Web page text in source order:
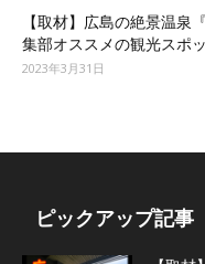
【取材】広島の絶景温泉
集部オススメの観光スポ
2023年3月31日
ピックアップ記事